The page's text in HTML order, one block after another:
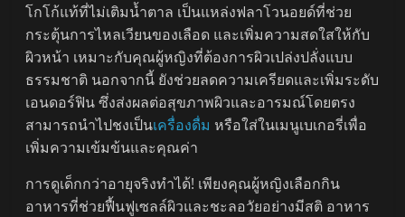
โกโก้แท้ที่ไม่เติมน้ำตาล เป็นแหล่งฟลาโวนอยด์ที่ช่วย
กระตุ้นการไหลเวียนของเลือด และเพิ่มความสดใสให้กับ
ผิวหน้า เหมาะกับคุณผู้หญิงที่ต้องการผิวเปล่งปลั่งแบบ
ธรรมชาติ นอกจากนี้ ยังช่วยลดความเครียดและเพิ่มระดับ
เอนดอร์ฟิน ซึ่งส่งผลต่อสุขภาพผิวและอารมณ์โดยตรง
สามารถนำไปชงเป็นเครื่องดื่ม หรือใส่ในเมนูเบเกอรี่เพื่อ
เพิ่มความเข้มข้นและคุณค่า
การดูเด็กกว่าอายุจริงทำได้! เพียงคุณผู้หญิงเลือกกิน
อาหารที่ช่วยฟื้นฟูเซลล์ผิวและชะลอวัยอย่างมีสติ อาหาร